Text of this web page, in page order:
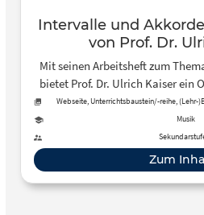
Intervalle und
von Prof. Dr.
Mit seinen Arbeitsheft zum
bietet Prof. Dr. Ulrich Kaiser ein
sowohl für das Eigenstudium als
Unterricht
Webseite, Unterrichtsbaustein/-reihe, (Lehr-
Musik
Zum